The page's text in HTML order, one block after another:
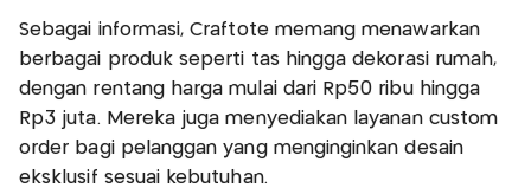
Sebagai informasi, Craftote memang menawarkan
berbagai produk seperti tas hingga dekorasi rumah,
dengan rentang harga mulai dari Rp50 ribu hingga
Rp3 juta. Mereka juga menyediakan layanan custom
order bagi pelanggan yang menginginkan desain
eksklusif sesuai kebutuhan.